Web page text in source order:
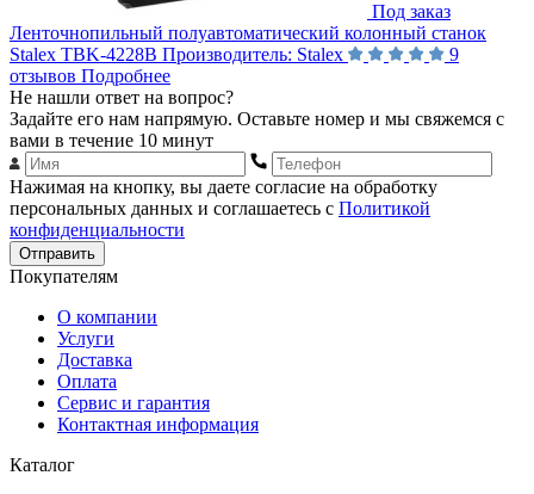
Под заказ
Ленточнопильный полуавтоматический колонный станок
Stalex TBK-4228B Производитель: Stalex
9
отзывов Подробнее
Не нашли ответ на вопрос?
Задайте его нам напрямую. Оставьте номер и мы свяжемся с
вами в течение 10 минут
Нажимая на кнопку, вы даете согласие на обработку
персональных данных и соглашаетесь с Политикой
конфиденциальности
Отправить
Покупателям
О компании
Услуги
Доставка
Оплата
Сервис и гарантия
Контактная информация
Каталог